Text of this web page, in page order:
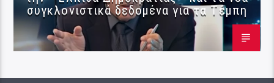
συγκλονιστικά δεδομένα για τα Τέμπη